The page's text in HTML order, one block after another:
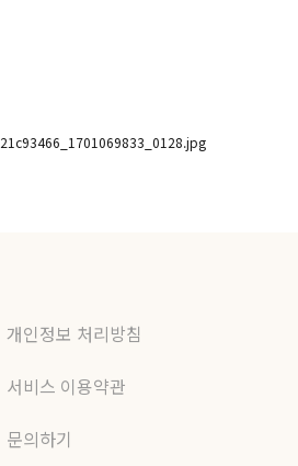
개인정보 처리방침
서비스 이용약관
문의하기